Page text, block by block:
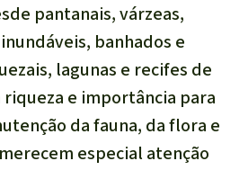
pantanais, várzeas,
banhados e
lagunas e recifes de
riqueza e importância para
da fauna, da flora e
especial atenção